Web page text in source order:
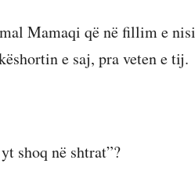
Mamaqi që në fillim e nisi
e saj, pra veten e tij.
shoq në shtrat”?